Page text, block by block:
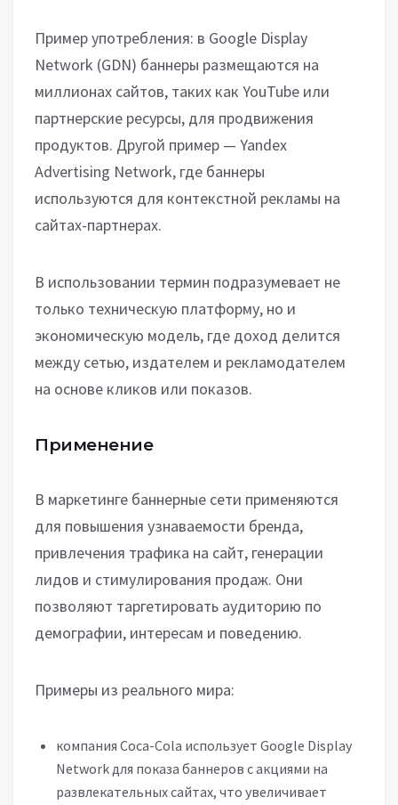
Пример употребления: в Google Display
Network (GDN) баннеры размещаются на
миллионах сайтов, таких как YouTube или
партнерские ресурсы, для продвижения
продуктов. Другой пример — Yandex
Advertising Network, где баннеры
используются для контекстной рекламы на
сайтах-партнерах.
В использовании термин подразумевает не
только техническую платформу, но и
экономическую модель, где доход делится
между сетью, издателем и рекламодателем
на основе кликов или показов.
Применение
В маркетинге баннерные сети применяются
для повышения узнаваемости бренда,
привлечения трафика на сайт, генерации
лидов и стимулирования продаж. Они
позволяют таргетировать аудиторию по
демографии, интересам и поведению.
Примеры из реального мира:
компания Coca-Cola использует Google Display
Network для показа баннеров с акциями на
развлекательных сайтах, что увеличивает